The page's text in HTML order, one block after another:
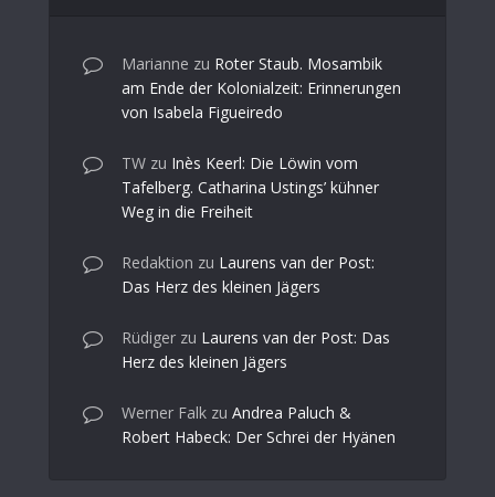
Marianne zu Roter Staub. Mosambik
am Ende der Kolonialzeit: Erinnerungen
von Isabela Figueiredo
TW zu Inès Keerl: Die Löwin vom
Tafelberg. Catharina Ustings’ kühner
Weg in die Freiheit
Redaktion zu Laurens van der Post:
Das Herz des kleinen Jägers
Rüdiger zu Laurens van der Post: Das
Herz des kleinen Jägers
Werner Falk zu Andrea Paluch &
Robert Habeck: Der Schrei der Hyänen